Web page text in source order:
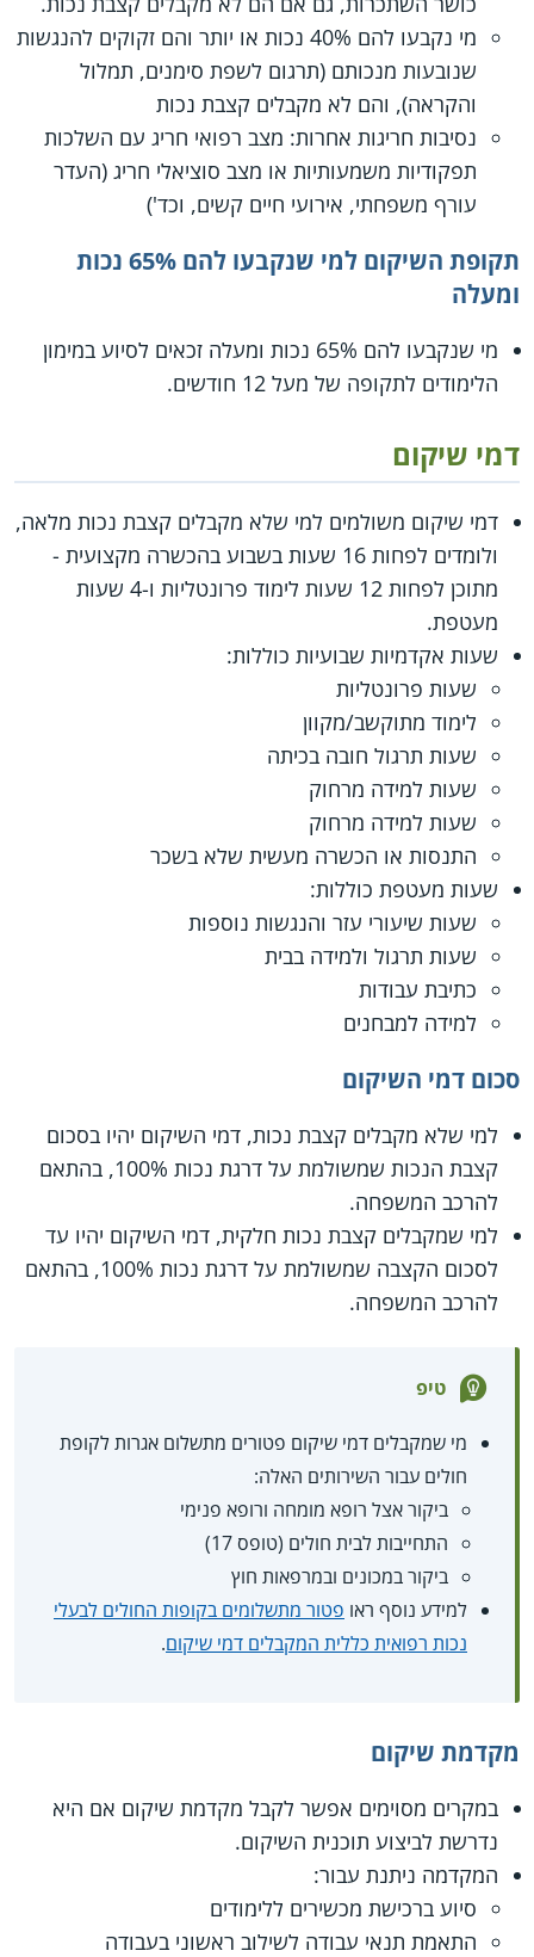
מי נקבעו להם 40% נכות או יותר והם זקוקים להנגשות
שנובעות מנכותם (תרגום לשפת סימנים, תמלול
והקראה), והם לא מקבלים קצבת נכות
נסיבות חריגות אחרות: מצב רפואי חריג עם השלכות
תפקודיות משמעותיות או מצב סוציאלי חריג (העדר
עורף משפחתי, אירועי חיים קשים, וכד')
תקופת השיקום למי שנקבעו להם 65% נכות
ומעלה
מי שנקבעו להם 65% נכות ומעלה זכאים לסיוע במימון
הלימודים לתקופה של מעל 12 חודשים.
דמי שיקום
דמי שיקום משולמים למי שלא מקבלים קצבת נכות מלאה,
ולומדים לפחות 16 שעות בשבוע בהכשרה מקצועית -
מתוכן לפחות 12 שעות לימוד פרונטליות ו-4 שעות
מעטפת.
שעות אקדמיות שבועיות כוללות:
שעות פרונטליות
לימוד מתוקשב/מקוון
שעות תרגול חובה בכיתה
שעות למידה מרחוק
שעות למידה מרחוק
התנסות או הכשרה מעשית שלא בשכר
שעות מעטפת כוללות:
שעות שיעורי עזר והנגשות נוספות
שעות תרגול ולמידה בבית
כתיבת עבודות
למידה למבחנים
סכום דמי השיקום
למי שלא מקבלים קצבת נכות, דמי השיקום יהיו בסכום
קצבת הנכות שמשולמת על דרגת נכות 100%, בהתאם
להרכב המשפחה.
למי שמקבלים קצבת נכות חלקית, דמי השיקום יהיו עד
לסכום הקצבה שמשולמת על דרגת נכות 100%, בהתאם
להרכב המשפחה.
טיפ
מי שמקבלים דמי שיקום פטורים מתשלום אגרות לקופת
חולים עבור השירותים האלה:
ביקור אצל רופא מומחה ורופא פנימי
התחייבות לבית חולים (טופס 17)
ביקור במכונים ובמרפאות חוץ
למידע נוסף ראו פטור מתשלומים בקופות החולים לבעלי
נכות רפואית כללית המקבלים דמי שיקום.
מקדמת שיקום
במקרים מסוימים אפשר לקבל מקדמת שיקום אם היא
נדרשת לביצוע תוכנית השיקום.
המקדמה ניתנת עבור:
סיוע ברכישת מכשירים ללימודים
התאמת תנאי עבודה לשילוב ראשוני בעבודה